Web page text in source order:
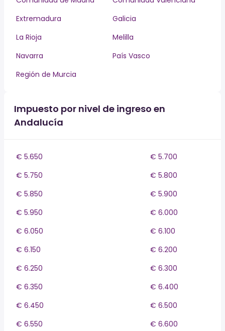
Extremadura
Galicia
La Rioja
Melilla
Navarra
País Vasco
Región de Murcia
Impuesto por nivel de ingreso en
Andalucía
€ 5.650
€ 5.700
€ 5.750
€ 5.800
€ 5.850
€ 5.900
€ 5.950
€ 6.000
€ 6.050
€ 6.100
€ 6.150
€ 6.200
€ 6.250
€ 6.300
€ 6.350
€ 6.400
€ 6.450
€ 6.500
€ 6.550
€ 6.600